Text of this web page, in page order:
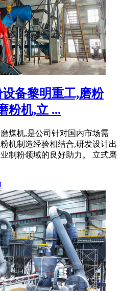
备黎明重工,磨粉
粉机,立 ...
煤机,是公司针对国内市场需
机制造经验相结合,研发设计出
制粉领域的良好助力。 立式磨